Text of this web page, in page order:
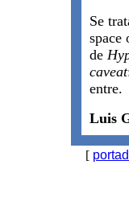
Se
space
de
caveat
entre.
Luis
[